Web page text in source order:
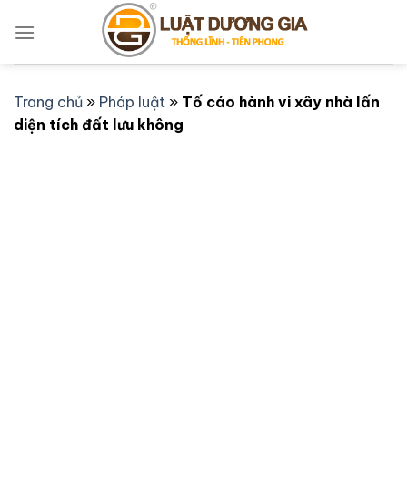
qua
Trang chủ » Pháp luật » Tố cáo hành vi xây nhà lấn
diện tích đất lưu không